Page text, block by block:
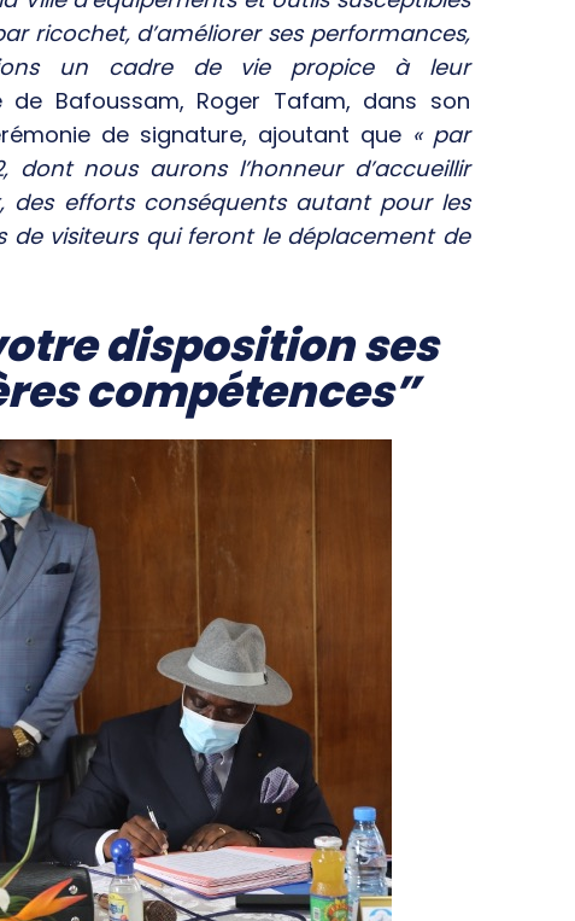
ricochet, d’améliorer ses performances,
un cadre de vie propice à leur
Bafoussam, Roger Tafam, dans son
de signature, ajoutant que « par
dont nous aurons l’honneur d’accueillir
des efforts conséquents autant pour les
de visiteurs qui feront le déplacement de
disposition ses
compétences”